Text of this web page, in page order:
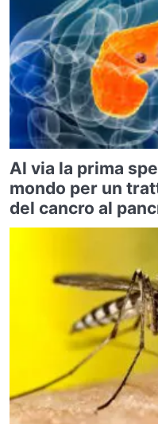
Al via la prima
mondo per un
del cancro al